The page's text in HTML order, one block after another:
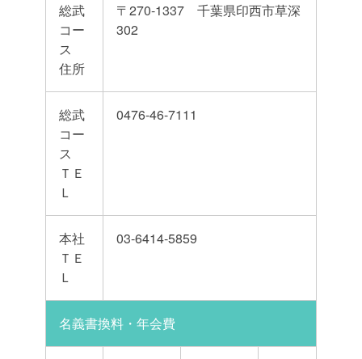
総武
コー
ス
住所
〒270-1337 千葉県印西市草深
302
総武
コー
ス
ＴＥ
Ｌ
0476-46-7111
本社
ＴＥ
Ｌ
03-6414-5859
名義書換料・年会費